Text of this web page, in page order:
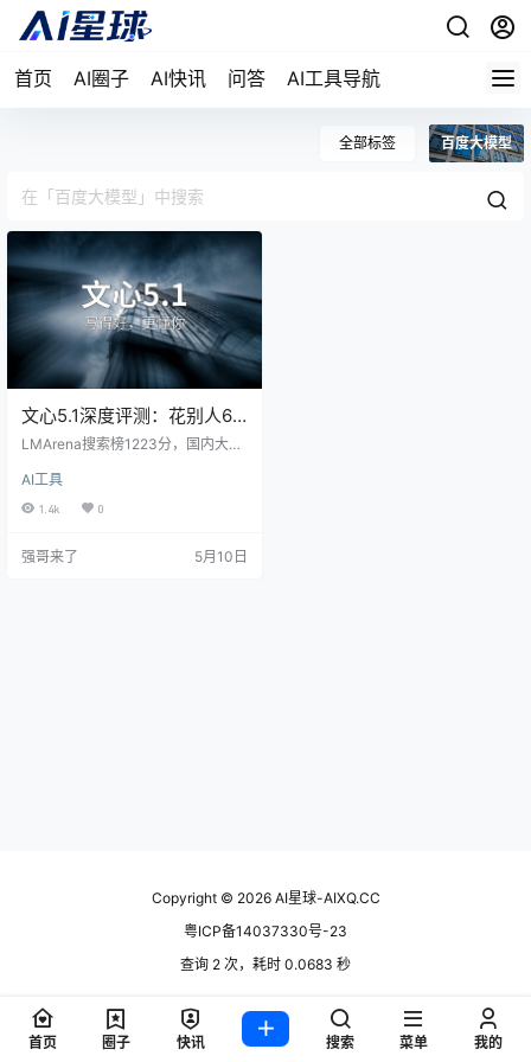
首页 AI圈子 AI快讯 问答 AI工具导航
全部标签 百度大模型
文心5.1深度评测：花别人6%
的钱，把搜索做到全球第四
LMArena搜索榜1223分，国内大模
单上的数字，我更想知道一个更务
实的问题：文心5.1在日常用起来，
结论比想象中有意思。 产品概述 文
AI工具
1.4k 0
强哥来了 5月10日
Copyright © 2026AI星球-AIXQ.CC
粤ICP备14037330号-23
查询 2 次，耗时 0.0683 秒
首页 圈子 快讯 搜索 菜单 我的